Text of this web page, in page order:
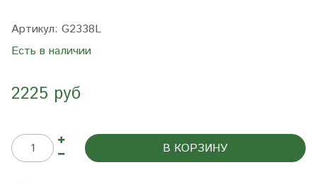
Артикул: G2338L
Есть в наличии
2225 руб
В КОРЗИНУ